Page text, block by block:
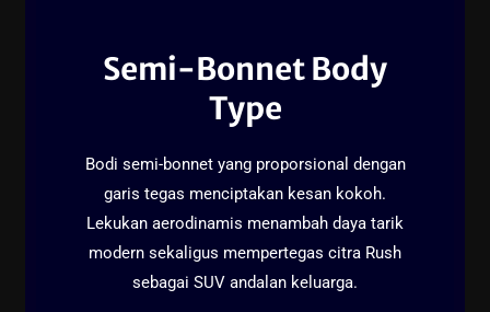
Semi-Bonnet Body
Type
Bodi semi-bonnet yang proporsional dengan
garis tegas menciptakan kesan kokoh.
Lekukan aerodinamis menambah daya tarik
modern sekaligus mempertegas citra Rush
sebagai SUV andalan keluarga.